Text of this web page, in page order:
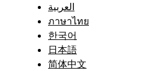
العربية
ภาษาไทย
한국어
日本語
简体中文